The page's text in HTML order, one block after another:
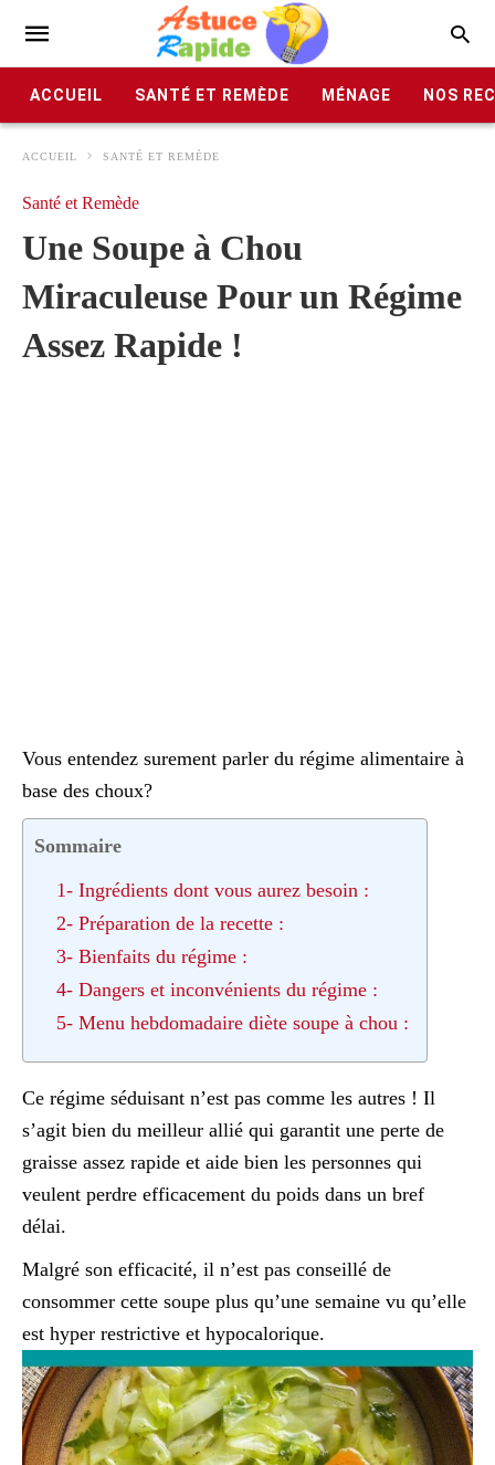
ACCUEIL SANTÉ ET REMÈDE MÉNAGE NOS
ACCUEIL SANTÉ ET REMÈDE
Santé et Remède
Une Soupe à Chou
Miraculeuse Pour un Régime
Assez Rapide !
Vous entendez surement parler du régime alimentaire à
base des choux?
Sommaire
1- Ingrédients dont vous aurez besoin :
2- Préparation de la recette :
3- Bienfaits du régime :
4- Dangers et inconvénients du régime :
5- Menu hebdomadaire diète soupe à chou :
Ce régime séduisant n’est pas comme les autres ! Il
s’agit bien du meilleur allié qui garantit une perte de
graisse assez rapide et aide bien les personnes qui
veulent perdre efficacement du poids dans un bref
délai.
Malgré son efficacité, il n’est pas conseillé de
consommer cette soupe plus qu’une semaine vu qu’elle
est hyper restrictive et hypocalorique.